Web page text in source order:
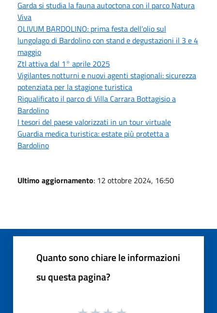
Garda si studia la fauna autoctona con il parco Natura
Viva
OLIVUM BARDOLINO: prima festa dell’olio sul
lungolago di Bardolino con stand e degustazioni il 3 e 4
maggio
Ztl attiva dal 1° aprile 2025
Vigilantes notturni e nuovi agenti stagionali: sicurezza
potenziata per la stagione turistica
Riqualificato il parco di Villa Carrara Bottagisio a
Bardolino
I tesori del paese valorizzati in un tour virtuale
Guardia medica turistica: estate più protetta a
Bardolino
Ultimo aggiornamento: 12 ottobre 2024, 16:50
Quanto sono chiare le informazioni
su questa pagina?